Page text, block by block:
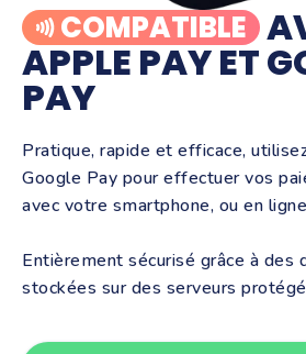
COMPATIBLE
APPLE PAY ET
PAY
Pratique, rapide et efficace,
Google Pay pour effectuer vos
avec votre smartphone, ou en
Entièrement sécurisé grâce à des
stockées sur des serveurs